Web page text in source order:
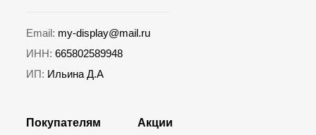
Покупателям
Акции
Email: my-display@mail.ru
ИНН: 665802589948
ИП: Ильина Д.А